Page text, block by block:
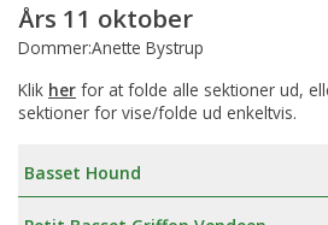
Års 11 oktober
Dommer:Anette Bystrup
Klik her for at folde alle sektioner ud,
sektioner for vise/folde ud enkeltvis.
Basset Hound